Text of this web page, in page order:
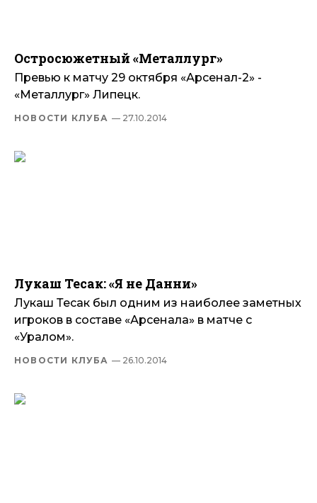
Остросюжетный «Металлург»
Превью к матчу 29 октября «Арсенал-2» -
«Металлург» Липецк.
НОВОСТИ КЛУБА — 27.10.2014
Лукаш Тесак: «Я не Данни»
Лукаш Тесак был одним из наиболее заметных
игроков в составе «Арсенала» в матче с
«Уралом».
НОВОСТИ КЛУБА — 26.10.2014